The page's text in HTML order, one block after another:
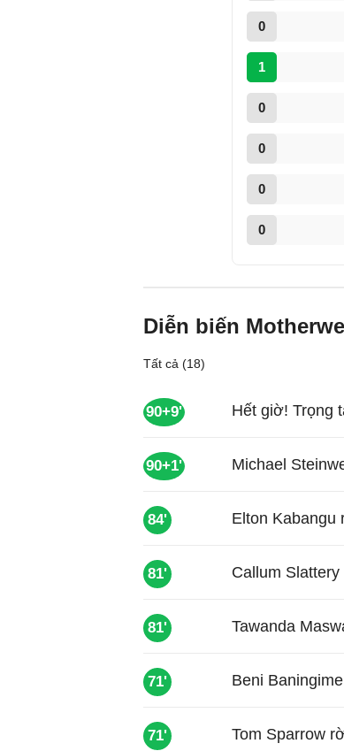
0
1
0
0
0
0
Diễn biến
Tất cả (18)
90+9' Hết giờ! Trọng
90+1' Michael
84' Elton Kabangu
81' Callum
81' Tawanda
71' Beni
71' Tom Sparrow